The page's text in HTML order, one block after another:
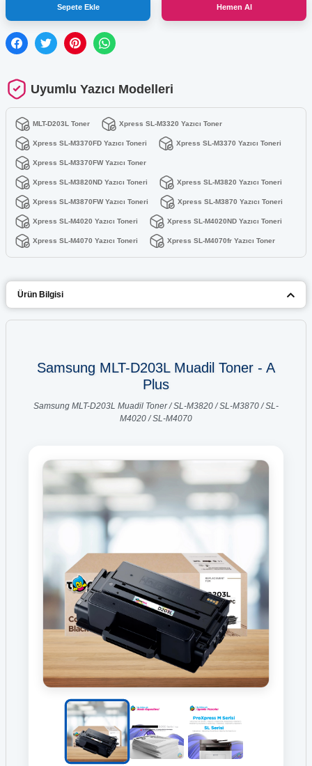
Sepete Ekle Hemen Al
Uyumlu Yazıcı Modelleri
MLT-D203L Toner Xpress SL-M3320 Yazıcı Toner
Xpress SL-M3370FD Yazıcı Toneri Xpress SL-M3370 Yazıcı Toneri
Xpress SL-M3370FW Yazıcı Toner
Xpress SL-M3820ND Yazıcı Toneri Xpress SL-M3820 Yazıcı Toneri
Xpress SL-M3870FW Yazıcı Toneri Xpress SL-M3870 Yazıcı Toneri
Xpress SL-M4020 Yazıcı Toneri Xpress SL-M4020ND Yazıcı Toneri
Xpress SL-M4070 Yazıcı Toneri Xpress SL-M4070fr Yazıcı Toner
Ürün Bilgisi
Samsung MLT-D203L Muadil Toner - A
Plus
Samsung MLT-D203L Muadil Toner / SL-M3820 / SL-M3870 / SL-
M4020 / SL-M4070